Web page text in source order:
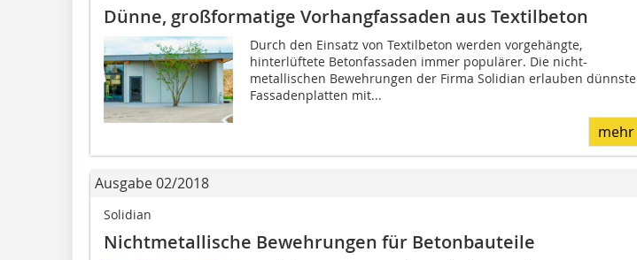
Dünne, großformatige Vorhangfassaden aus Textilbeton
Durch den Einsatz von Textilbeton werden vorgehängte,
hinterlüftete Betonfassaden immer populärer. Die nicht-
metallischen Bewehrungen der Firma Solidian erlauben dünnste
Fassadenplatten mit...
mehr
Ausgabe 02/2018
Solidian
Nichtmetallische Bewehrungen für Betonbauteile